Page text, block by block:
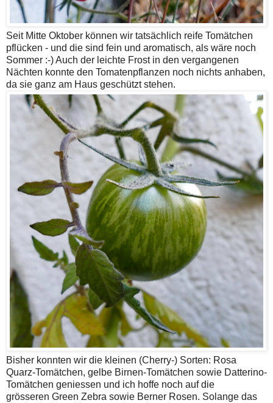
Seit Mitte Oktober können wir tatsächlich reife Tomätchen
pflücken - und die sind fein und aromatisch, als wäre noch
Sommer :-) Auch der leichte Frost in den vergangenen
Nächten konnte den Tomatenpflanzen noch nichts anhaben,
da sie ganz am Haus geschützt stehen.
Bisher konnten wir die kleinen (Cherry-) Sorten: Rosa
Quarz-Tomätchen, gelbe Birnen-Tomätchen sowie Datterino-
Tomätchen geniessen und ich hoffe noch auf die
grösseren Green Zebra sowie Berner Rosen. Solange das